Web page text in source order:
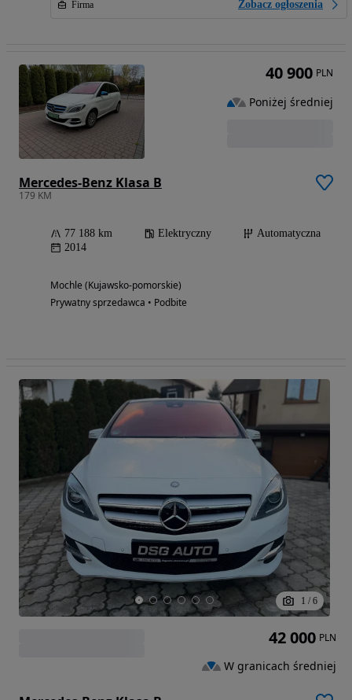
Firma Zobacz ogłoszenia
Mercedes-Benz Klasa B
179 KM
77 188 km Elektryczny
Automatyczna
2014
Mochle (Kujawsko-pomorskie)
Prywatny sprzedawca • Podbite
40 900 PLN
Poniżej średniej
1 / 6
42 000 PLN
W granicach średniej